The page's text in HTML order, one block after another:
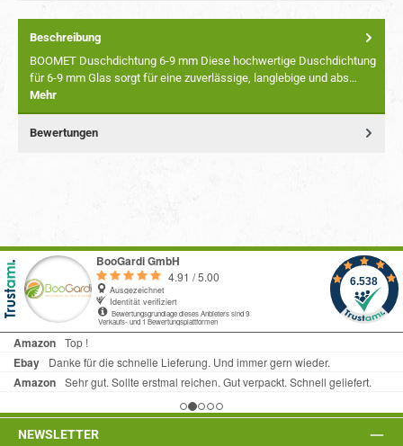
Beschreibung
BOOMET Duschdichtung 6-9 mm Diese hochwertige Duschdichtung
für 6-9 mm Glas sorgt für eine zuverlässige, langlebige und abs…
Mehr
Bewertungen
NEWSLETTER